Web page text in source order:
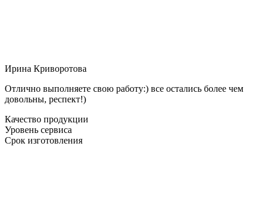
Ирина Криворотова
Отлично выполняете свою работу:) все остались более чем
довольны, респект!)
Качество продукции
Уровень сервиса
Срок изготовления